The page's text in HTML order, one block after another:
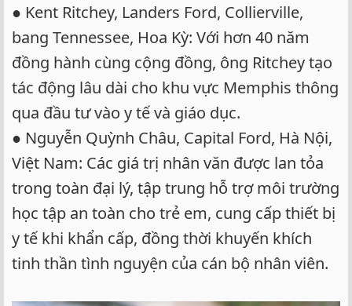
● Kent Ritchey, Landers Ford, Collierville,
bang Tennessee, Hoa Kỳ: Với hơn 40 năm
đồng hành cùng cộng đồng, ông Ritchey tạo
tác động lâu dài cho khu vực Memphis thông
qua đầu tư vào y tế và giáo dục.
● Nguyễn Quỳnh Châu, Capital Ford, Hà Nội,
Việt Nam: Các giá trị nhân văn được lan tỏa
trong toàn đại lý, tập trung hỗ trợ môi trường
học tập an toàn cho trẻ em, cung cấp thiết bị
y tế khi khẩn cấp, đồng thời khuyến khích
tinh thần tình nguyện của cán bộ nhân viên.